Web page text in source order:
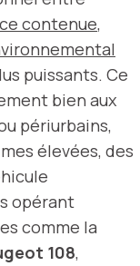
contenue,
puissants. Ce
bien aux
périurbains,
élevées, des
opérant
comme la
108,